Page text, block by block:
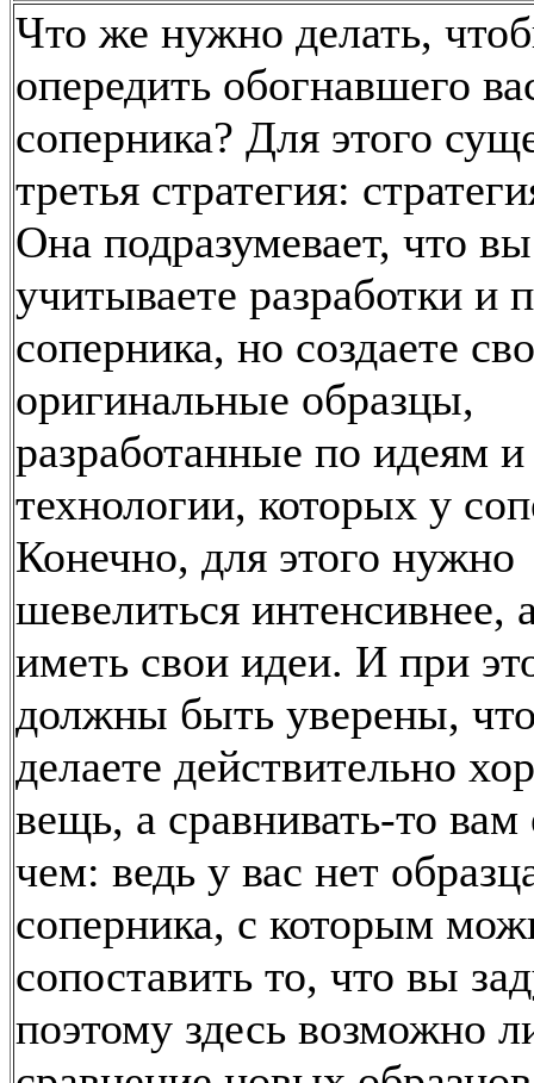
Что же нужно делать,
опередить обогнавшего
соперника? Для этого
третья стратегия:
Она подразумевает, что
учитываете разработки и
соперника, но создаете
оригинальные образцы,
разработанные по идеям и
технологии, которых у
Конечно, для этого нужно
шевелиться интенсивнее,
иметь свои идеи. И при
должны быть уверены,
делаете действительно
вещь, а сравнивать-то вам
чем: ведь у вас нет
соперника, с которым
сопоставить то, что вы
поэтому здесь возможно